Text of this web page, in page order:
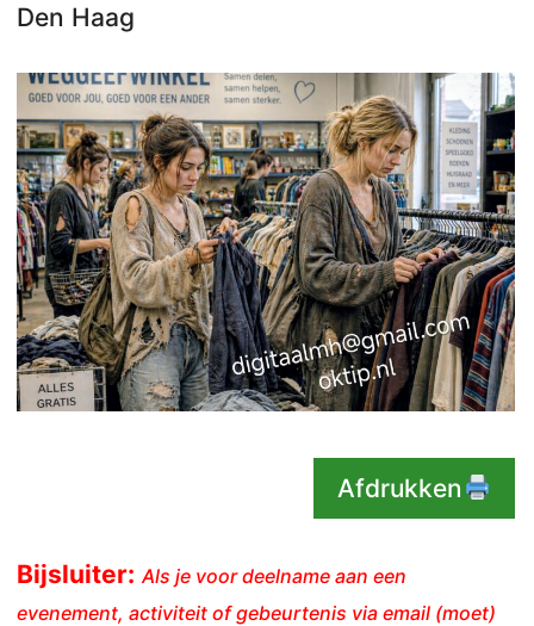
Den Haag
Afdrukken
Bijsluiter: Als je voor deelname aan een
evenement, activiteit of gebeurtenis via email (moet)